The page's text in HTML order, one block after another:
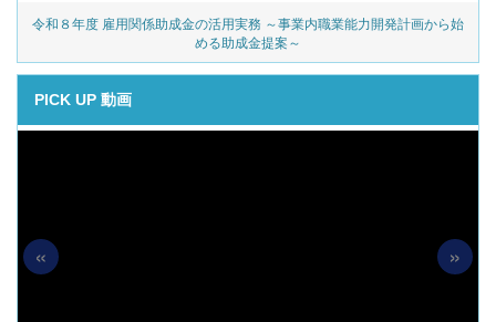
令和８年度 雇用関係助成金の活用実務 ～事業内職業能力開発計画から始
める助成金提案～
PICK UP 動画
« »